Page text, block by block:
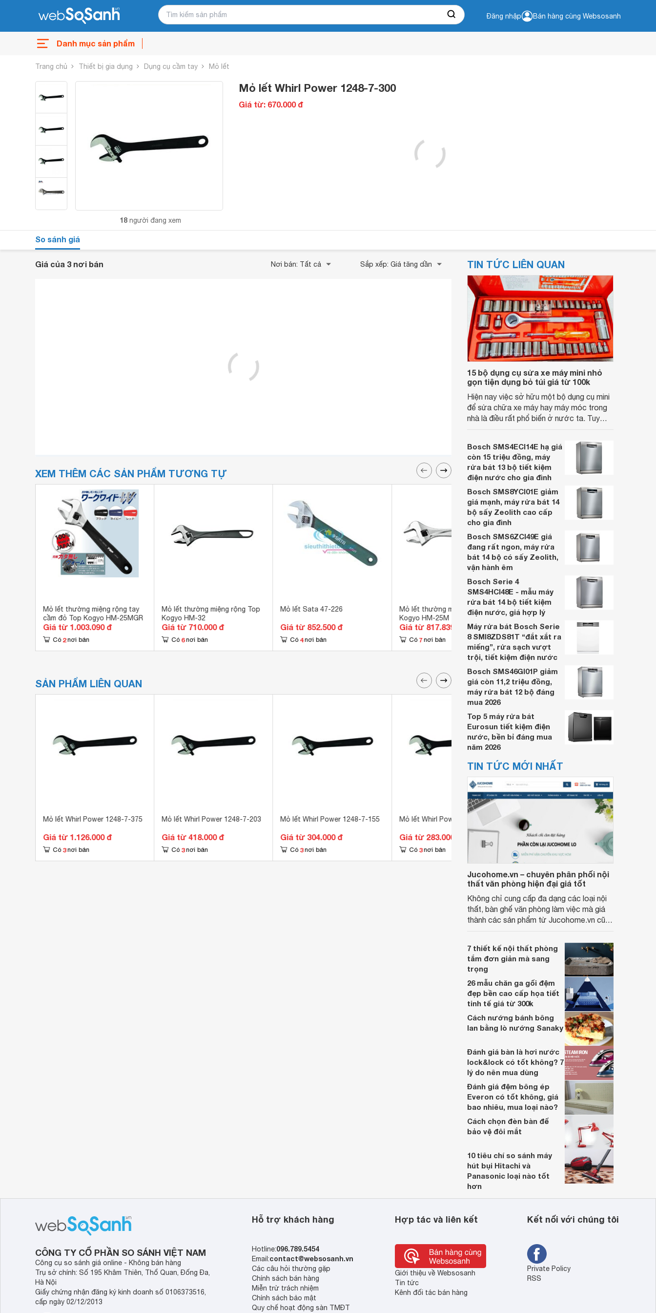
Đăng nhập Bán hàng cùng Websosanh
Danh mục sản phẩm
Trang chủ Thiết bị gia dụng Dụng cụ cầm tay Mỏ lết
18 người đang xem
Mỏ lết Whirl Power 1248-7-300
Giá từ: 670.000 đ
So sánh giá
Giá của 3 nơi bán Nơi bán: Tất cả Sắp xếp: Giá tăng dần
XEM THÊM CÁC SẢN PHẨM TƯƠNG TỰ
Mỏ lết thường miệng rộng tay
cầm đỏ Top Kogyo HM-25MGR
Giá từ 1.003.090 đ
Có 2 nơi bán
Mỏ lết thường miệng rộng Top
Kogyo HM-32
Giá từ 710.000 đ
Có 6 nơi bán
Mỏ lết Sata 47-226
Giá từ 852.500 đ
Có 4 nơi bán
Mỏ lết thường miệng rộng Top
Kogyo HM-25M
Giá từ 817.839 đ
Có 7 nơi bán
Mỏ lết thường miệng rộng mini
xanh Top Kogyo HM-32MSNB
Giá từ 1.170.070 đ
Có 2 nơi bán
SẢN PHẨM LIÊN QUAN
Mỏ lết Whirl Power 1248-7-375
Giá từ 1.126.000 đ
Có 3 nơi bán
Mỏ lết Whirl Power 1248-7-203
Giá từ 418.000 đ
Có 3 nơi bán
Mỏ lết Whirl Power 1248-7-155
Giá từ 304.000 đ
Có 3 nơi bán
Mỏ lết Whirl Power 1248-7-105
Giá từ 283.000 đ
Có 3 nơi bán
Mỏ lết Whirl Power 1248-7-250
Giá từ 536.000 đ
nơi bán
TIN TỨC LIÊN QUAN
15 bộ dụng cụ sửa xe máy mini nhỏ
gọn tiện dụng bỏ túi giá từ 100k
Hiện nay việc sở hữu một bộ dụng cụ mini
để sửa chữa xe máy hay máy móc trong
nhà là điều rất phổ biến ở nước ta. Tuy
phù hợp với nhu cầu sử dụng của bạn
nhất? Khám phá ngay 15 sản phẩm sau
đây.
Bosch SMS4ECI14E hạ giá
còn 15 triệu đồng, máy
rửa bát 13 bộ tiết kiệm
điện nước cho gia đình
Bosch SMS8YCI01E giảm
giá mạnh, máy rửa bát 14
bộ sấy Zeolith cao cấp
cho gia đình
Bosch SMS6ZCI49E giá
đang rất ngon, máy rửa
bát 14 bộ có sấy Zeolith,
vận hành êm
Bosch Serie 4
SMS4HCI48E - mẫu máy
rửa bát 14 bộ tiết kiệm
điện nước, giá hợp lý
Máy rửa bát Bosch Serie
8 SMI8ZDS81T “đắt xắt ra
miếng”, rửa sạch vượt
trội, tiết kiệm điện nước
Bosch SMS46GI01P giảm
giá còn 11,2 triệu đồng,
máy rửa bát 12 bộ đáng
mua 2026
Top 5 máy rửa bát
Eurosun tiết kiệm điện
nước, bền bỉ đáng mua
năm 2026
TIN TỨC MỚI NHẤT
Jucohome.vn – chuyên phân phối nội
thất văn phòng hiện đại giá tốt
Không chỉ cung cấp đa dạng các loại nội
thất, bàn ghế văn phòng làm việc mà giá
thành các sản phẩm từ Jucohome.vn cũng
7 thiết kế nội thất phòng
tắm đơn giản mà sang
trọng
26 mẫu chăn ga gối đệm
đẹp bền cao cấp họa tiết
tinh tế giá từ 300k
Cách nướng bánh bông
lan bằng lò nướng Sanaky
Đánh giá bàn là hơi nước
lock&lock có tốt không? 7
lý do nên mua dùng
Đánh giá đệm bông ép
Everon có tốt không, giá
bao nhiêu, mua loại nào?
Cách chọn đèn bàn để
bảo vệ đôi mắt
10 tiêu chí so sánh máy
hút bụi Hitachi và
Panasonic loại nào tốt
hơn
CÔNG TY CỔ PHẦN SO SÁNH VIỆT NAM
Công cụ so sánh giá online - Không bán hàng
Trụ sở chính: Số 195 Khâm Thiên, Thổ Quan, Đống Đa,
Hà Nội
Giấy chứng nhận đăng ký kinh doanh số 0106373516,
cấp ngày 02/12/2013
Hỗ trợ khách hàng
Hotline:096.789.5454
Email:contact@websosanh.vn
Các câu hỏi thường gặp
Chính sách bán hàng
Miễn trừ trách nhiệm
Chính sách bảo mật
Quy chế hoạt động sàn TMĐT
Hợp tác và liên kết
Giới thiệu về Websosanh
Tin tức
Kênh đối tác bán hàng
Kết nối với chúng tôi
Private Policy
RSS